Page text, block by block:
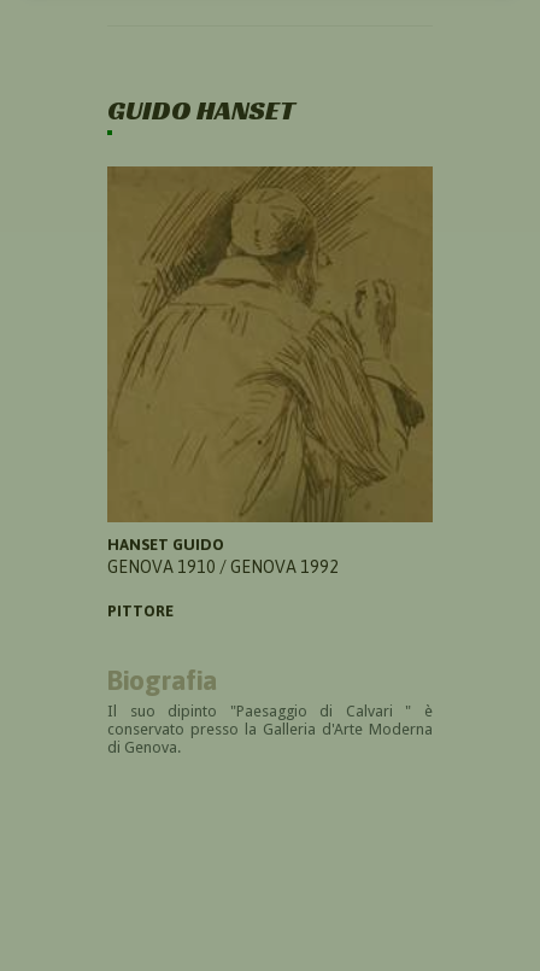
GUIDO HANSET
HANSET GUIDO
GENOVA 1910 / GENOVA 1992
PITTORE
Biografia
Il suo dipinto "Paesaggio di Calvari " è
conservato presso la Galleria d'Arte Moderna
di Genova.